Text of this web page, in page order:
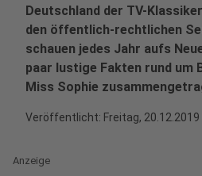
Deutschland der TV-
den öffentlich-rechtlichen
schauen jedes Jahr aufs
paar lustige Fakten rund um
Miss Sophie
Veröffentlicht: Freitag, 20.12.2019
Anzeige